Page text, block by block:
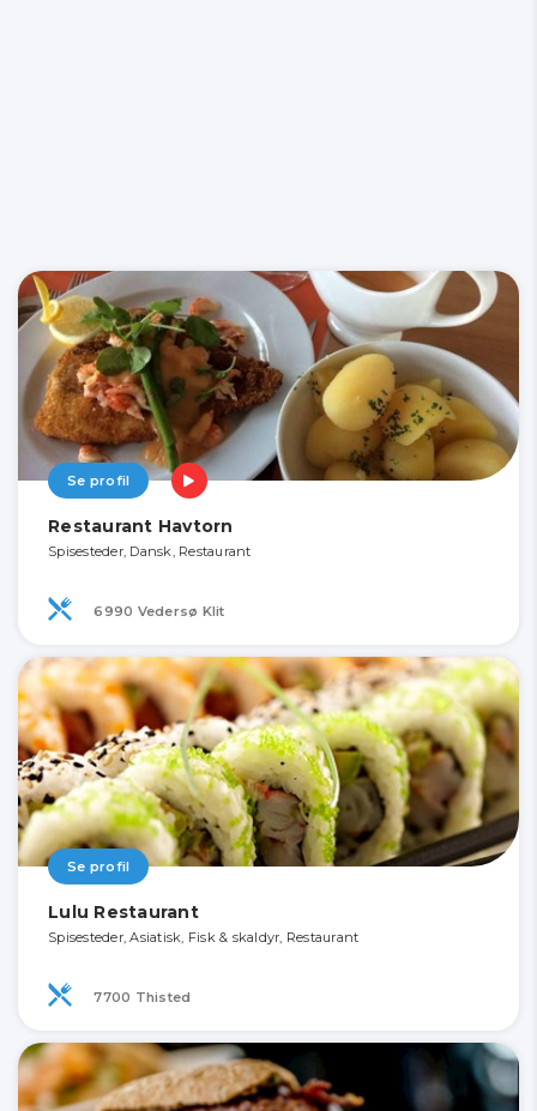
Se profil
Restaurant Havtorn
Spisesteder, Dansk, Restaurant
6990 Vedersø Klit
Se profil
Lulu Restaurant
Spisesteder, Asiatisk, Fisk & skaldyr, Restaurant
7700 Thisted